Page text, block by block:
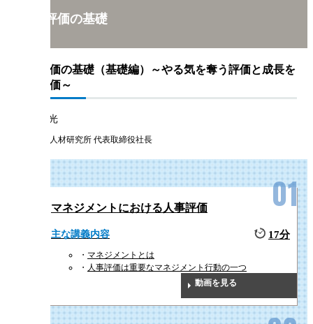
人事評価の基礎
人事評価の基礎（基礎編）～やる気を奪う評価と成長を
促す評価～
曽和 利光
株式会社人材研究所 代表取締役社長
マネジメントにおける人事評価
主な講義内容 17分
マネジメントとは
人事評価は重要なマネジメント行動の一つ
動画を見る